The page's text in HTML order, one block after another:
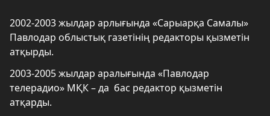
2002-2003 жылдар арлығында «Сарыарқа Самалы»
Павлодар облыстық газетінің редакторы қызметін
атқырды.
2003-2005 жылдар аралығында «Павлодар
телерадио» МҚК – да бас редактор қызметін
атқарды.